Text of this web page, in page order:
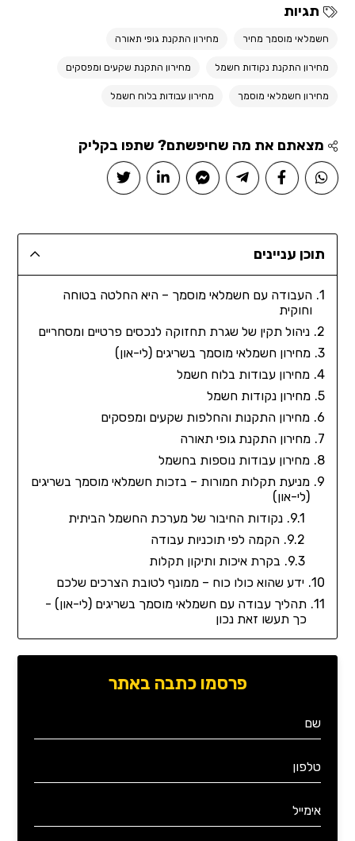
תגיות
חשמלאי מוסמך מחיר מחירון התקנת גופי תאורה
מחירון התקנת נקודות חשמל מחירון התקנת שקעים ומפסקים
מחירון חשמלאי מוסמך מחירון עבודות בלוח חשמל
מצאתם את מה שחיפשתם? שתפו בקליק
תוכן עניינים
העבודה עם חשמלאי מוסמך – היא החלטה בטוחה
וחוקית
ניהול תקין של שגרת תחזוקה לנכסים פרטיים ומסחריים
מחירון חשמלאי מוסמך בשריגים (לי-און)
מחירון עבודות בלוח חשמל
מחירון נקודות חשמל
מחירון התקנות והחלפות שקעים ומפסקים
מחירון התקנת גופי תאורה
מחירון עבודות נוספות בחשמל
מניעת תקלות חמורות – בזכות חשמלאי מוסמך בשריגים
(לי-און)
נקודות החיבור של מערכת החשמל הביתית
הקמה לפי תוכניות עבודה
בקרת איכות ותיקון תקלות
ידע שהוא כולו כוח – ממונף לטובת הצרכים שלכם
תהליך עבודה עם חשמלאי מוסמך בשריגים (לי-און) -
כך תעשו זאת נכון
פרסמו כתבה באתר